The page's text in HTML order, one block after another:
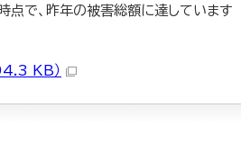
点で、昨年の被害総額に達しています
KB）